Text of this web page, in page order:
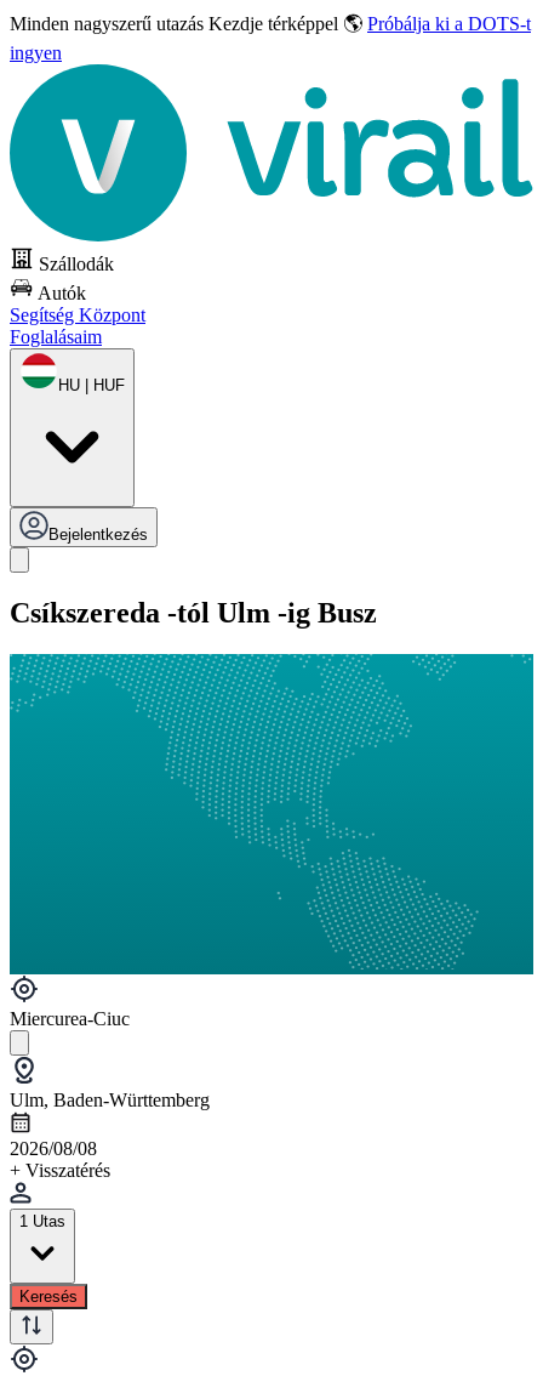
Minden nagyszerű utazás Kezdje térképpel 🌎 Próbálja ki a DOTS-t
ingyen
Szállodák
Autók
Segítség Központ
Foglalásaim
HU | HUF
Bejelentkezés
Csíkszereda -tól Ulm -ig Busz
Miercurea-Ciuc
Ulm, Baden-Württemberg
2026/08/08
+ Visszatérés
1 Utas
Keresés